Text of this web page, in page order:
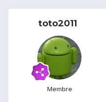
toto2011
Membre